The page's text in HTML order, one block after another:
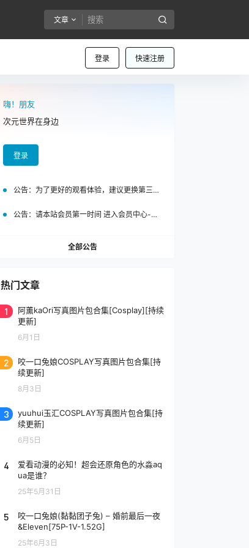
文章
登录 快速注册
嗨！朋友
次元世界在身边
登录
公告： 为了更好的观看体验，建议更换第三方浏览器访问泡面站
公告： 请本站会员第一时间 进入会员中心-我的设置中为您的账号绑定邮箱!
全部公告
热门文章
1
阿薰kaOri写真图片包合集[Cosplay][持续
更新]
6月1日
2
咬一口兔娘COSPLAY写真图片包合集[持
续更新]
8月3日
3
yuuhui玉汇COSPLAY写真图片包合集[持
续更新]
6月5日
4
爱看动漫的必知！超会还原角色的水淼aq
ua是谁？
25年5月31日
5
咬一口兔娘(黏黏团子兔) – 婚前最后一夜
&Eleven[75P-1V-1.52G]
25年6月3日